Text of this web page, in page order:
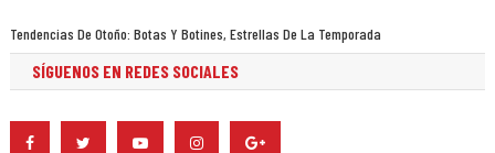
Tendencias De Otoño: Botas Y Botines, Estrellas De La Temporada
SÍGUENOS EN REDES SOCIALES